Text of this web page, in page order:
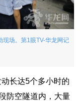
现场。第1眼TV-华龙网记
长达5个多小时的
防空隧道内，大量